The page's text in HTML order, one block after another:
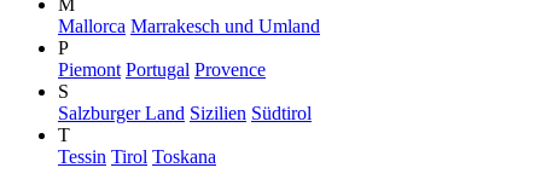
Mallorca Marrakesch und Umland
P
Piemont Portugal Provence
S
Salzburger Land Sizilien Südtirol
T
Tessin Tirol Toskana